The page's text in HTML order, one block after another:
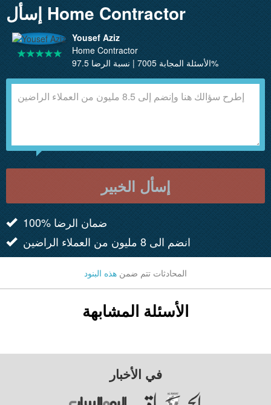
إسأل Home Contractor
Yousef Aziz
Home Contractor
الأسئلة المجابة 7005 | نسبة الرضا 97.5%
إسأل الخبير
100% ضمان الرضا
انضم الى 8 مليون من العملاء الراضين
المحادثات تتم ضمن هذه البنود
الأسئلة المشابهة
في الأخبار